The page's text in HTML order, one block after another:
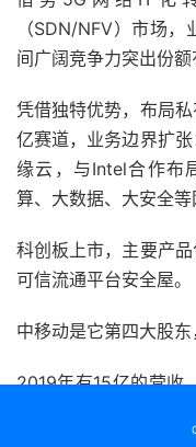
（SDN/NFV）市场
间广阔竞争力突出份额
凭借独特优势，布局
亿赛道，业务边界扩
缘云，与Intel合作布
算、大数据、大安全等
科创板上市，主要产
可信流通平台安全屋。
中移动是它第四大股东
2019年有15亿的营收